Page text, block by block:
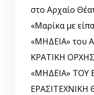
στο Αρχαίο
«Μαρίκα με
«ΜΗΔΕΙΑ» του
ΚΡΑΤΙΚΗ
«ΜΗΔΕΙΑ» ΤΟΥ